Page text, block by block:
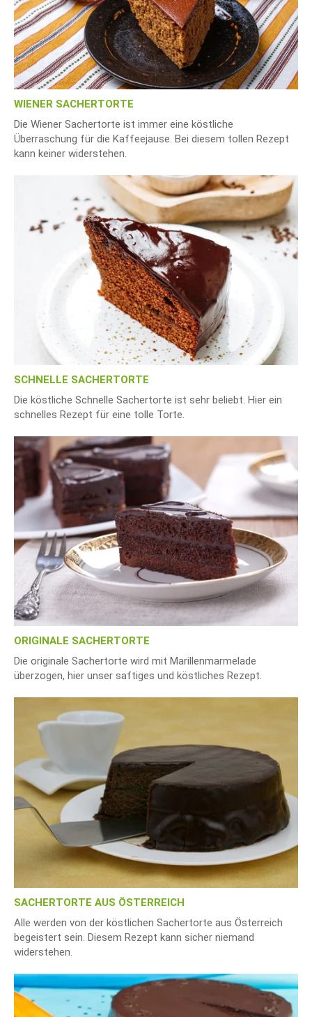
WIENER SACHERTORTE
Die Wiener Sachertorte ist immer eine köstliche
Überraschung für die Kaffeejause. Bei diesem tollen Rezept
kann keiner widerstehen.
SCHNELLE SACHERTORTE
Die köstliche Schnelle Sachertorte ist sehr beliebt. Hier ein
schnelles Rezept für eine tolle Torte.
ORIGINALE SACHERTORTE
Die originale Sachertorte wird mit Marillenmarmelade
überzogen, hier unser saftiges und köstliches Rezept.
SACHERTORTE AUS ÖSTERREICH
Alle werden von der köstlichen Sachertorte aus Österreich
begeistert sein. Diesem Rezept kann sicher niemand
widerstehen.